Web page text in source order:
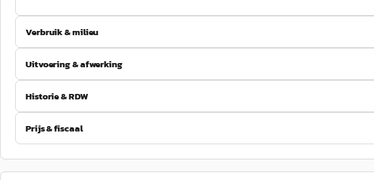
Verbruik & milieu
Uitvoering & afwerking
Historie & RDW
Prijs & fiscaal